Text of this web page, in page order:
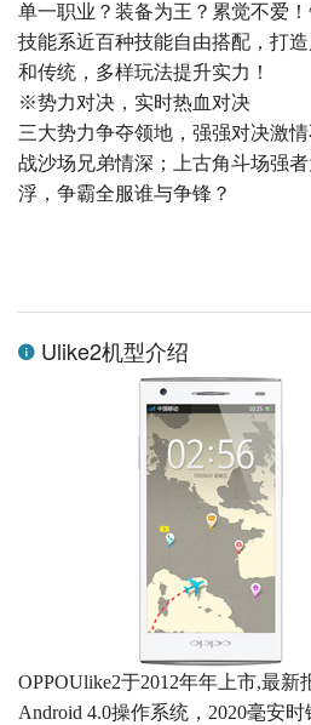
单一职业？装备为王？累觉不爱
技能系近百种技能自由搭配，打
和传统，多样玩法提升实力！
※势力对决，实时热血对决
三大势力争夺领地，强强对决激
战沙场兄弟情深；上古角斗场强
浮，争霸全服谁与争锋？
Ulike2机型介绍
OPPOUlike2于2012年年上市,最新
Android 4.0操作系统，2020毫安